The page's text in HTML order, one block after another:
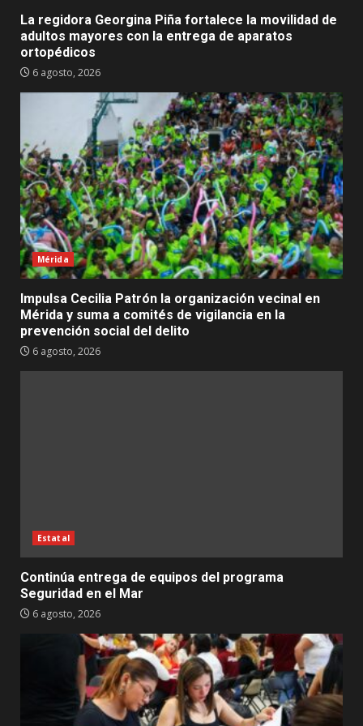
La regidora Georgina Piña fortalece la movilidad de
adultos mayores con la entrega de aparatos
ortopédicos
6 agosto, 2026
Mérida
Impulsa Cecilia Patrón la organización vecinal en
Mérida y suma a comités de vigilancia en la
prevención social del delito
6 agosto, 2026
Estatal
Continúa entrega de equipos del programa
Seguridad en el Mar
6 agosto, 2026